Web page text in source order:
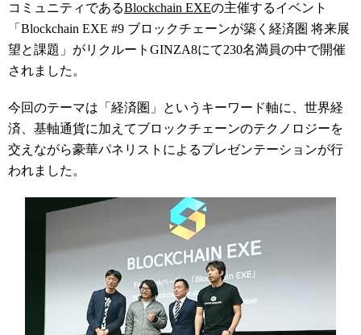
コミュニティであるBlockchain EXEの主催するイベント
「Blockchain EXE #9 ブロックチェーンが築く経済圏 将来展
望と課題」がリクルートGINZA8にて230名満員の中で開催
されました。
今回のテーマは「経済圏」というキーワード軸に、世界経
済、基軸通貨に加えてブロックチェーンのテクノロジーを
交えながら豪華パネリストによるプレゼンテーションが行
われました。